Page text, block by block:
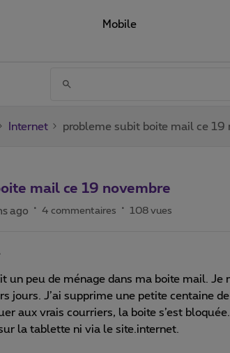
Mobile
Internet probleme subit boite mail ce 19
mail ce 19 novembre
ago 4 commentaires 108 vues
un peu de ménage dans ma boite mail. Je
jours. J’ai supprime une petite centaine
aux vrais courriers, la boite s’est
la tablette ni via le site.internet.